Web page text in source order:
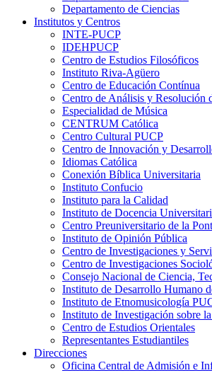
Departamento de Ciencias
Institutos y Centros
INTE-PUCP
IDEHPUCP
Centro de Estudios Filosóficos
Instituto Riva-Agüero
Centro de Educación Contínua
Centro de Análisis y Resolución
Especialidad de Música
CENTRUM Católica
Centro Cultural PUCP
Centro de Innovación y
Idiomas Católica
Conexión Bíblica Universitaria
Instituto Confucio
Instituto para la Calidad
Instituto de Docencia
Centro Preuniversitario de la
Instituto de Opinión Pública
Centro de Investigaciones y
Centro de Investigaciones
Consejo Nacional de Ciencia,
Instituto de Desarrollo Humano
Instituto de Etnomusicología
Instituto de Investigación sobre
Centro de Estudios Orientales
Representantes Estudiantiles
Direcciones
Oficina Central de Admisión e